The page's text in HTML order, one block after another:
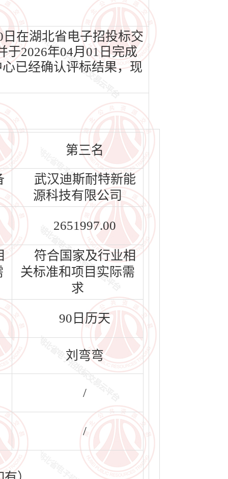
在湖北省电子招投标交
于2026年04月01日完成
已经确认评标结果，现
第三名
武汉迪斯耐特新能
源科技有限公司
2651997.00
符合国家及行业相
关标准和项目实际需
求
90日历天
刘弯弯
/
/